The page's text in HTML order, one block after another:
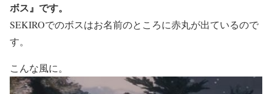
ボス』です。
SEKIROでのボスはお名前のところに赤丸が出ているので
す。
こんな風に。